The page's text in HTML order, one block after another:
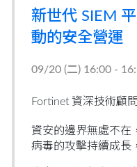
新世代 SIEM
動的安全營運
09/20 (二) 16:00 -
Fortinet 資深技術顧
資安的邊界無處不在
病毒的攻擊持續成長